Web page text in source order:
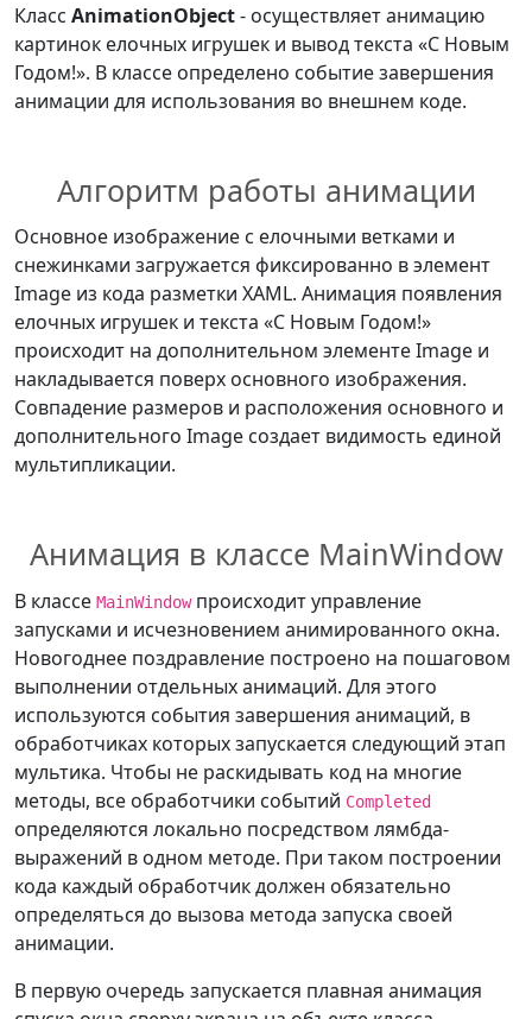
Класс AnimationObject- осуществляет анимацию
картинок елочных игрушек и вывод текста «С Новым
Годом!». В классе определено событие завершения
анимации для использования во внешнем коде.
Алгоритм работы анимации
Основное изображение с елочными ветками и
снежинками загружается фиксированно в элемент
Image из кода разметки XAML. Анимация появления
елочных игрушек и текста «С Новым Годом!»
происходит на дополнительном элементе Image и
накладывается поверх основного изображения.
Совпадение размеров и расположения основного и
дополнительного Image создает видимость единой
мультипликации.
Анимация в классе MainWindow
В классе MainWindowпроисходит управление
запусками и исчезновением анимированного окна.
Новогоднее поздравление построено на пошаговом
выполнении отдельных анимаций. Для этого
используются события завершения анимаций, в
обработчиках которых запускается следующий этап
мультика. Чтобы не раскидывать код на многие
методы, все обработчики событий Completed
определяются локально посредством лямбда-
выражений в одном методе. При таком построении
кода каждый обработчик должен обязательно
определяться до вызова метода запуска своей
анимации.
В первую очередь запускается плавная анимация